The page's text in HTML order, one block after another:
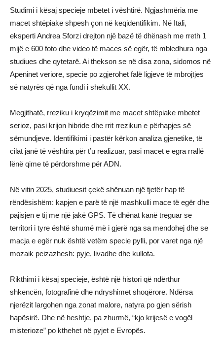
Studimi i kësaj specieje mbetet i vështirë. Ngjashmëria me
macet shtëpiake shpesh çon në keqidentifikim. Në Itali,
eksperti Andrea Sforzi drejton një bazë të dhënash me rreth 1
mijë e 600 foto dhe video të maces së egër, të mbledhura nga
studiues dhe qytetarë. Ai thekson se në disa zona, sidomos në
Apeninet veriore, specie po zgjerohet falë ligjeve të mbrojtjes
së natyrës që nga fundi i shekullit XX.
Megjithatë, rreziku i kryqëzimit me macet shtëpiake mbetet
serioz, pasi krijon hibride dhe rrit rrezikun e përhapjes së
sëmundjeve. Identifikimi i pastër kërkon analiza gjenetike, të
cilat janë të vështira për t’u realizuar, pasi macet e egra rrallë
lënë qime të përdorshme për ADN.
Në vitin 2025, studiuesit çekë shënuan një tjetër hap të
rëndësishëm: kapjen e parë të një mashkulli mace të egër dhe
pajisjen e tij me një jakë GPS. Të dhënat kanë treguar se
territori i tyre është shumë më i gjerë nga sa mendohej dhe se
macja e egër nuk është vetëm specie pylli, por varet nga një
mozaik peizazhesh: pyje, livadhe dhe kullota.
Rikthimi i kësaj specieje, është një histori që ndërthur
shkencën, fotografinë dhe ndryshimet shoqërore. Ndërsa
njerëzit largohen nga zonat malore, natyra po gjen sërish
hapësirë. Dhe në heshtje, pa zhurmë, “kjo krijesë e vogël
misterioze” po kthehet në pyjet e Evropës.